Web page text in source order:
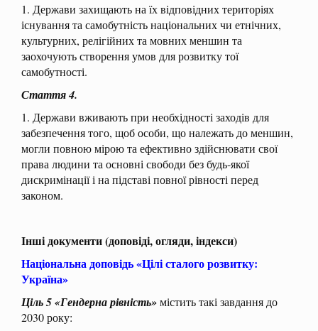
1. Держави захищають на їх відповідних територіях
існування та самобутність національних чи етнічних,
культурних, релігійних та мовних меншин та
заохочують створення умов для розвитку тої
самобутності.
Стаття 4.
1. Держави вживають при необхідності заходів для
забезпечення того, щоб особи, що належать до меншин,
могли повною мірою та ефективно здійснювати свої
права людини та основні свободи без будь-якої
дискримінації і на підставі повної рівності перед
законом.
Інші документи (доповіді, огляди, індекси)
Національна доповідь «Цілі сталого розвитку:
Україна»
Ціль 5 «Гендерна рівність»містить такі завдання до
2030 року: